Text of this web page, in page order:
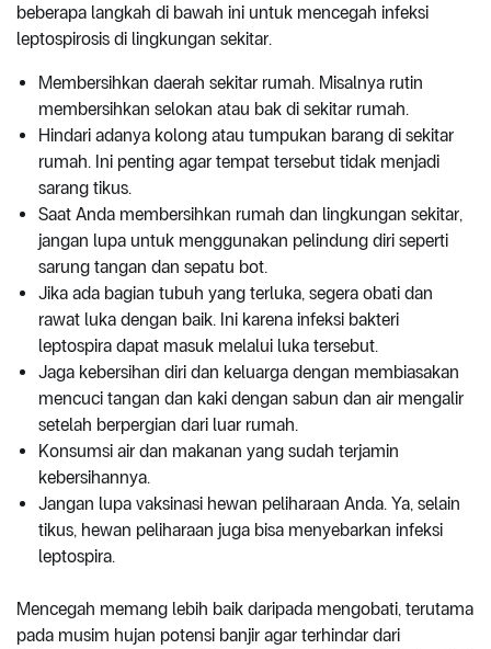
beberapa langkah di bawah ini untuk mencegah infeksi
leptospirosis di lingkungan sekitar.
Membersihkan daerah sekitar rumah. Misalnya rutin
membersihkan selokan atau bak di sekitar rumah.
Hindari adanya kolong atau tumpukan barang di sekitar
rumah. Ini penting agar tempat tersebut tidak menjadi
sarang tikus.
Saat Anda membersihkan rumah dan lingkungan sekitar,
jangan lupa untuk menggunakan pelindung diri seperti
sarung tangan dan sepatu bot.
Jika ada bagian tubuh yang terluka, segera obati dan
rawat luka dengan baik. Ini karena infeksi bakteri
leptospira dapat masuk melalui luka tersebut.
Jaga kebersihan diri dan keluarga dengan membiasakan
mencuci tangan dan kaki dengan sabun dan air mengalir
setelah berpergian dari luar rumah.
Konsumsi air dan makanan yang sudah terjamin
kebersihannya.
Jangan lupa vaksinasi hewan peliharaan Anda. Ya, selain
tikus, hewan peliharaan juga bisa menyebarkan infeksi
leptospira.
Mencegah memang lebih baik daripada mengobati, terutama
pada musim hujan potensi banjir agar terhindar dari